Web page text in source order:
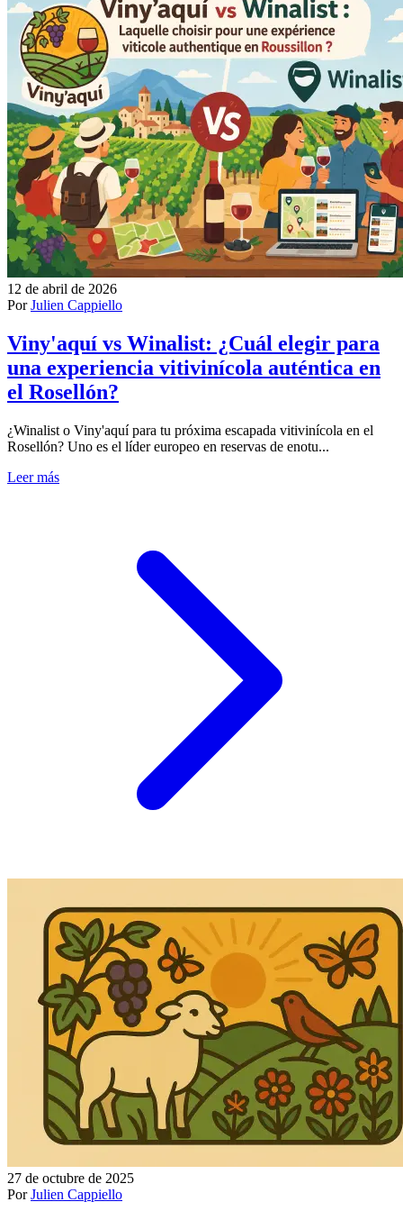
12 de abril de 2026
Por Julien Cappiello
Viny'aquí vs Winalist: ¿Cuál elegir para
una experiencia vitivinícola auténtica en
el Rosellón?
¿Winalist o Viny'aquí para tu próxima escapada vitivinícola en el
Rosellón? Uno es el líder europeo en reservas de enotu...
Leer más
27 de octubre de 2025
Por Julien Cappiello